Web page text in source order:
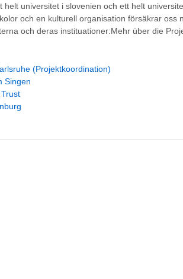
helt universitet i slovenien och ett helt
och en kulturell organisation försäkrar oss
och deras instituationer:Mehr über die
(Projektkoordination)
Singen